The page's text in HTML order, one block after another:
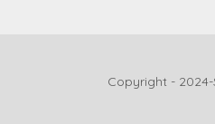
Copyright - 2024-